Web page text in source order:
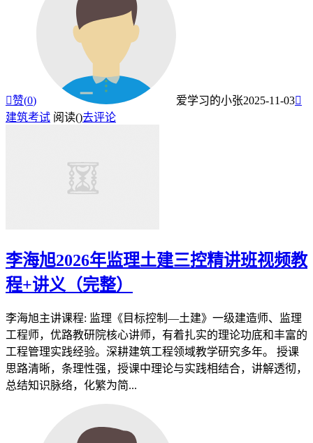
赞(0) 爱学习的小张2025-11-03
建筑考试 阅读()去评论
李海旭2026年监理土建三控精讲班视频教
程+讲义（完整）
李海旭主讲课程: 监理《目标控制—土建》一级建造师、监理
工程师，优路教研院核心讲师，有着扎实的理论功底和丰富的
工程管理实践经验。深耕建筑工程领域教学研究多年。 授课
思路清晰，条理性强，授课中理论与实践相结合，讲解透彻，
总结知识脉络，化繁为简...